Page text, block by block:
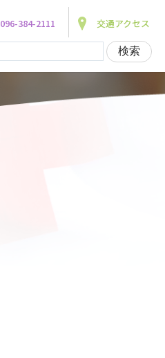
096-384-2111 交通アクセス